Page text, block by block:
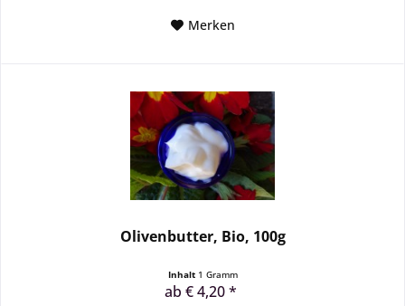
Merken
Olivenbutter, Bio, 100g
Inhalt 1 Gramm
ab € 4,20 *